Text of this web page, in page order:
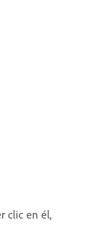
clic en él,